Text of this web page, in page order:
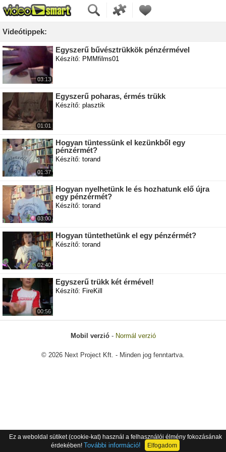
Videótippek:
03:13
Egyszerű bűvésztrükkök pénzérmével
Készítő: PMMfilms01
01:01
Egyszerű poharas, érmés trükk
Készítő: plasztik
01:37
Hogyan tüntessünk el kezünkből egy
pénzérmét?
Készítő: torand
03:00
Hogyan nyelhetünk le és hozhatunk elő újra
egy pénzérmét?
Készítő: torand
02:40
Hogyan tüntethetünk el egy pénzérmét?
Készítő: torand
00:56
Egyszerű trükk két érmével!
Készítő: FireKill
Mobil verzió- Normál verzió
© 2026 Next Project Kft. - Minden jog fenntartva.
Ez a weboldal sütiket (cookie-kat) használ a felhasználói élmény fokozásának
érdekében! További információ! Elfogadom